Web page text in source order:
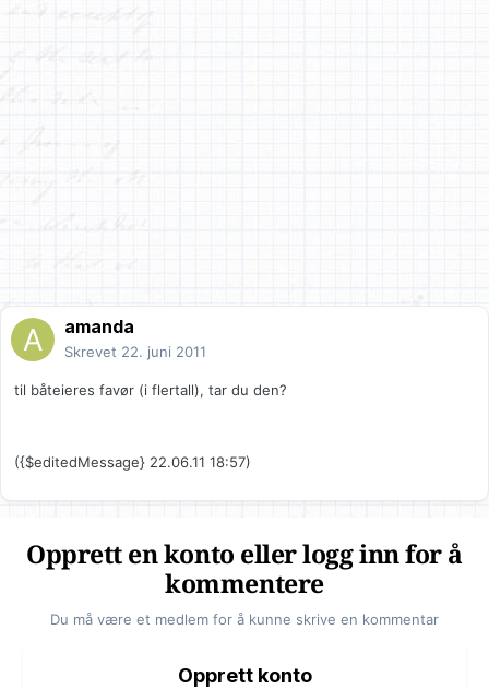
amanda
Skrevet 22. juni 2011
til båteieres favør (i flertall), tar du den?
({$editedMessage} 22.06.11 18:57)
Opprett en konto eller logg inn for å
kommentere
Du må være et medlem for å kunne skrive en kommentar
Opprett konto